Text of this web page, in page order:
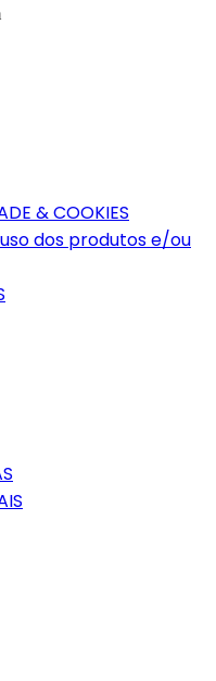
& COOKIES
dos produtos e/ou